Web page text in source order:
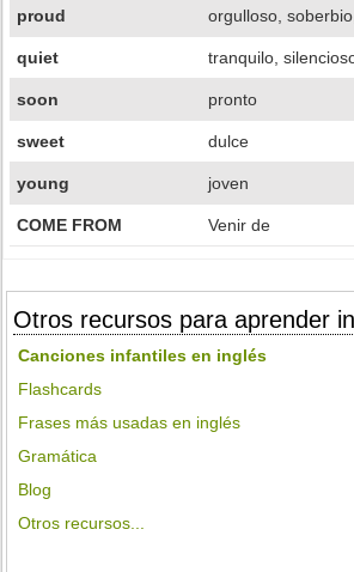
proud orgulloso,
quiet tranquilo,
soon pronto
sweet dulce
young joven
COME FROM Venir de
Otros recursos para aprender
Canciones infantiles en inglés
Flashcards
Frases más usadas en inglés
Gramática
Blog
Otros recursos...